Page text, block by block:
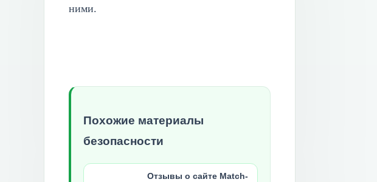
ними.
Похожие материалы
безопасности
Отзывы о сайте Match-